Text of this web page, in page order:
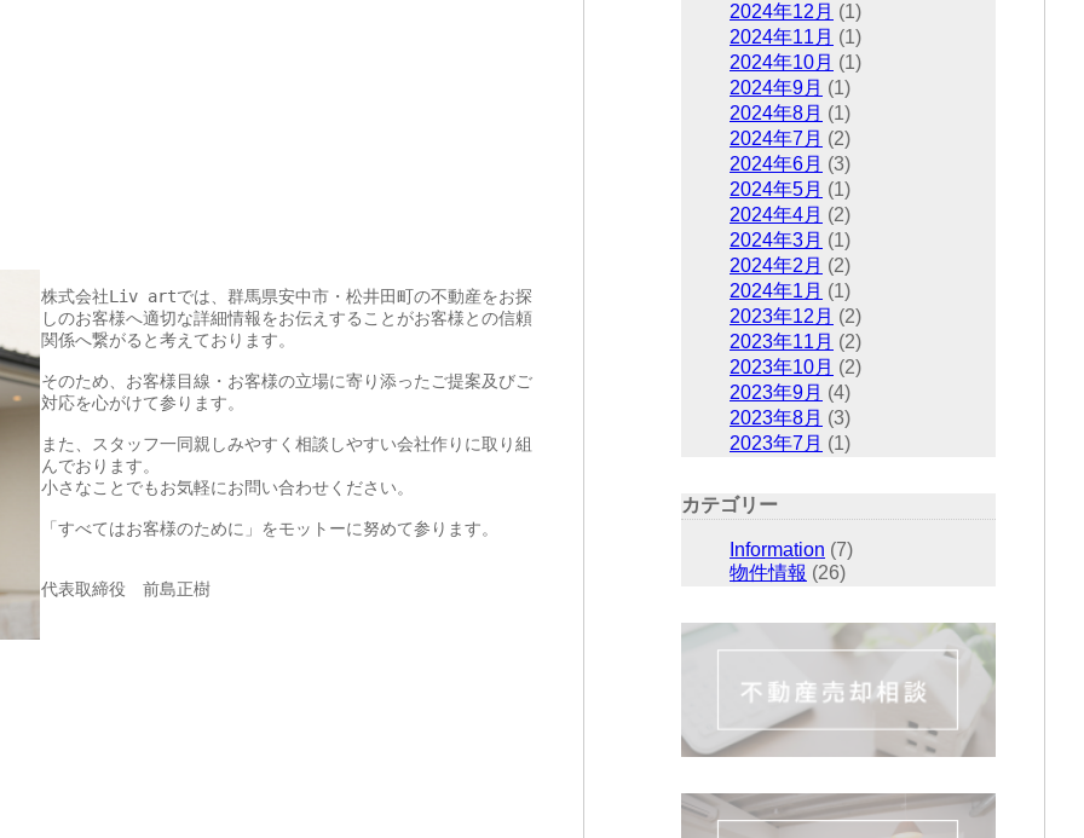
株式会社Liv artでは、群馬県安中市・松井田町の不動産をお探
しのお客様へ適切な詳細情報をお伝えすることがお客様との信頼
関係へ繋がると考えております。
そのため、お客様目線・お客様の立場に寄り添ったご提案及びご
対応を心がけて参ります。
また、スタッフ一同親しみやすく相談しやすい会社作りに取り組
んでおります。
小さなことでもお気軽にお問い合わせください。
「すべてはお客様のために」をモットーに努めて参ります。
代表取締役 前島正樹
2024年12月 (1)
2024年11月 (1)
2024年10月 (1)
2024年9月 (1)
2024年8月 (1)
2024年7月 (2)
2024年6月 (3)
2024年5月 (1)
2024年4月 (2)
2024年3月 (1)
2024年2月 (2)
2024年1月 (1)
2023年12月 (2)
2023年11月 (2)
2023年10月 (2)
2023年9月 (4)
2023年8月 (3)
2023年7月 (1)
カテゴリー
Information (7)
物件情報 (26)